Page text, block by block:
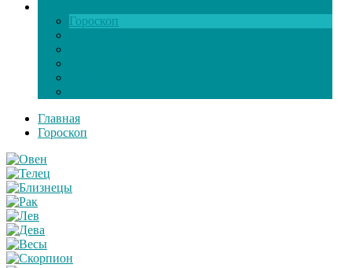
Гороскоп
Главная
Гороскоп